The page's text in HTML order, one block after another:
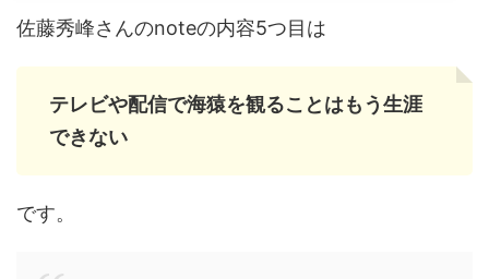
佐藤秀峰さんのnoteの内容5つ目は
テレビや配信で海猿を観ることはもう生涯
できない
です。